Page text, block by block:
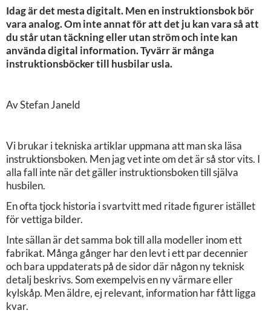
Idag är det mesta digitalt. Men en instruktionsbok bör
vara analog. Om inte annat för att det ju kan vara så att
du står utan täckning eller utan ström och inte kan
använda digital information. Tyvärr är många
instruktionsböcker till husbilar usla.
Av Stefan Janeld
Vi brukar i tekniska artiklar uppmana att man ska läsa
instruktionsboken. Men jag vet inte om det är så stor vits. I
alla fall inte när det gäller instruktionsboken till själva
husbilen.
En ofta tjock historia i svartvitt med ritade figurer istället
för vettiga bilder.
Inte sällan är det samma bok till alla modeller inom ett
fabrikat. Många gånger har den levt i ett par decennier
och bara uppdaterats på de sidor där någon ny teknisk
detalj beskrivs. Som exempelvis en ny värmare eller
kylskåp. Men äldre, ej relevant, information har fått ligga
kvar.